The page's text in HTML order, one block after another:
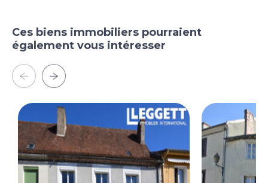
Ces biens immobiliers pourraient
également vous intéresser